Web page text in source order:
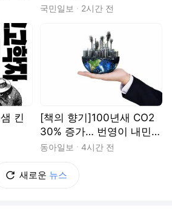
국민일보 2시간 전
킨
[책의 향기]100년새 CO2
30% 증가… 번영이 내민
청구서
동아일보 4시간 전
새로운 뉴스